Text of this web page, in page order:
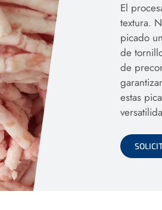
El
textura.
picado
de
de
estas